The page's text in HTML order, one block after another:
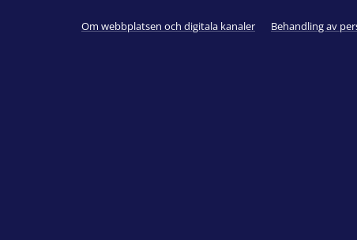
Om webbplatsen och digitala kanaler Behandling av